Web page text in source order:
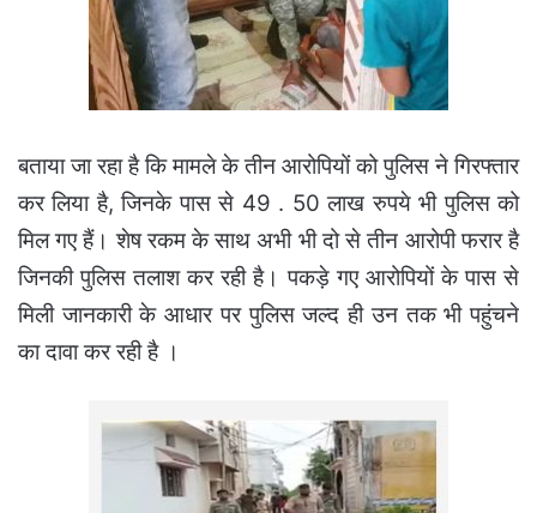
बताया जा रहा है कि मामले के तीन आरोपियों को पुलिस ने गिरफ्तार
कर लिया है, जिनके पास से 49 . 50 लाख रुपये भी पुलिस को
मिल गए हैं। शेष रकम के साथ अभी भी दो से तीन आरोपी फरार है
जिनकी पुलिस तलाश कर रही है। पकड़े गए आरोपियों के पास से
मिली जानकारी के आधार पर पुलिस जल्द ही उन तक भी पहुंचने
का दावा कर रही है ।